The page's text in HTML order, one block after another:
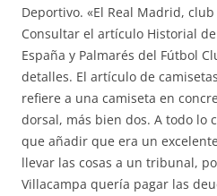
Deportivo. «El Real Madrid,
Consultar el artículo Historial
España y Palmarés del Fútbol
detalles. El artículo de
refiere a una camiseta en
dorsal, más bien dos. A todo lo
que añadir que era un
llevar las cosas a un tribunal,
Villacampa quería pagar las